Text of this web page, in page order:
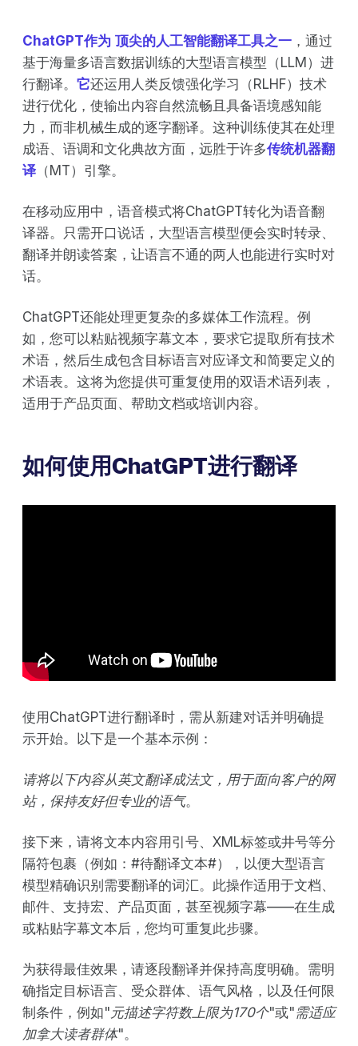
ChatGPT作为 顶尖的人工智能翻译工具之一 ，通过
基于海量多语言数据训练的大型语言模型（LLM）进
行翻译。 它还运用人类反馈强化学习（RLHF）技术
进行优化，使输出内容自然流畅且具备语境感知能
力，而非机械生成的逐字翻译。这种训练使其在处理
成语、语调和文化典故方面，远胜于许多传统机器翻
译 （MT）引擎。
在移动应用中，语音模式将ChatGPT转化为语音翻
译器。只需开口说话，大型语言模型便会实时转录、
翻译并朗读答案，让语言不通的两人也能进行实时对
话。
ChatGPT还能处理更复杂的多媒体工作流程。例
如，您可以粘贴视频字幕文本，要求它提取所有技术
术语，然后生成包含目标语言对应译文和简要定义的
术语表。这将为您提供可重复使用的双语术语列表，
适用于产品页面、帮助文档或培训内容。
如何使用ChatGPT进行翻译
使用ChatGPT进行翻译时，需从新建对话并明确提
示开始。以下是一个基本示例：
请将以下内容从英文翻译成法文，用于面向客户的网
站，保持友好但专业的语气。
接下来，请将文本内容用引号、XML标签或井号等分
隔符包裹（例如：#待翻译文本#），以便大型语言
模型精确识别需要翻译的词汇。此操作适用于文档、
邮件、支持宏、产品页面，甚至视频字幕——在生成
或粘贴字幕文本后，您均可重复此步骤。
为获得最佳效果，请逐段翻译并保持高度明确。需明
确指定目标语言、受众群体、语气风格，以及任何限
制条件，例如" 元描述字符数上限为170个"或"需适应
加拿大读者群体"。